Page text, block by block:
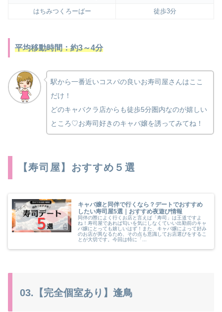
はちみつくろーばー 徒歩3分
平均移動時間：約3～4分
駅から一番近いコスパの良いお寿司屋さんはここ
だけ！
どのキャバクラ店からも徒歩5分圏内なのが嬉しい
ところ♡お寿司好きのキャバ嬢を誘ってみてね！
【寿司屋】おすすめ５選
キャバ嬢と同伴で行くなら？デートでおすすめ
したい寿司屋5選｜おすすめ夜遊び情報
同伴の際によく行くお店と言えば「寿司」は王道ですよ
ね！寿司屋であれば匂いを気にしなくていい出勤前のキャ
バ嬢にとっても嬉しいはず！また、キャバ嬢によって好み
のお店が異なるため、その点も意識してお店選びをするこ
とが大切です。今回は特に「...
03.【完全個室あり】逢鳥